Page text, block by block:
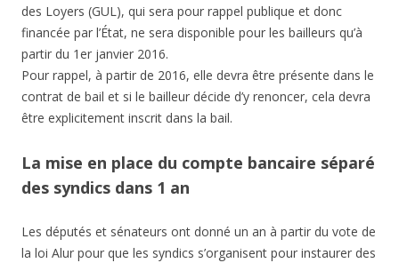
des Loyers (GUL), qui sera pour rappel publique et donc
financée par l’État, ne sera disponible pour les bailleurs qu’à
partir du 1er janvier 2016.
Pour rappel, à partir de 2016, elle devra être présente dans le
contrat de bail et si le bailleur décide d’y renoncer, cela devra
être explicitement inscrit dans la bail.
La mise en place du compte bancaire séparé
des syndics dans 1 an
Les députés et sénateurs ont donné un an à partir du vote de
la loi Alur pour que les syndics s’organisent pour instaurer des